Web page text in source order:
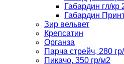
Габардин гл/кр
Габардин
Зир вельвет
Крепсатин
Органза
Парча стрейч, 280
Пикачо, 350 гр/м2